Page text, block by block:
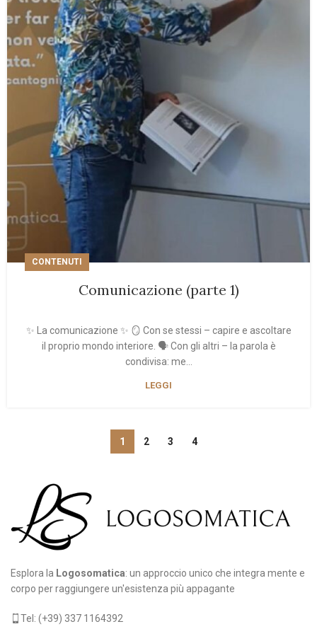
CONTENUTI
Comunicazione (parte 1)
✨ La comunicazione ✨ 🪞 Con se stessi – capire e ascoltare
il proprio mondo interiore. 🗣 Con gli altri – la parola è
condivisa: me...
LEGGI
1 2 3 4
Esplora la Logosomatica: un approccio unico che integra mente e
corpo per raggiungere un'esistenza più appagante
Tel: (+39) 337 1164392